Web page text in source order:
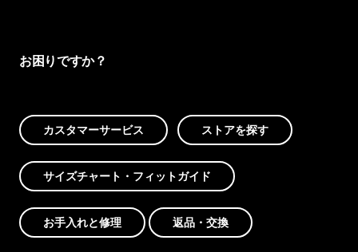
お困りですか？
カスタマーサービス ストアを探す
サイズチャート・フィットガイド
お手入れと修理 返品・交換